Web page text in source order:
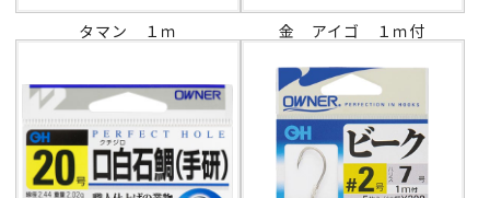
タマン １ｍ 金 アイゴ １ｍ付